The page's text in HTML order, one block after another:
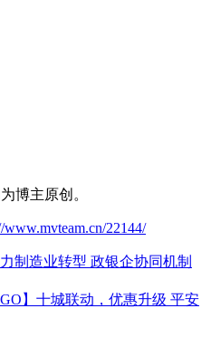
博主原创。
www.mvteam.cn/22144/
制造业转型 政银企协同机制
】十城联动，优惠升级 平安